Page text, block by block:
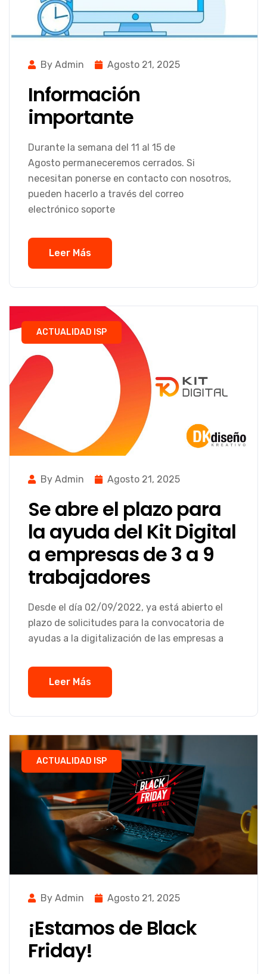
By Admin Agosto 21, 2025
Información
importante
Durante la semana del 11 al 15 de
Agosto permaneceremos cerrados. Si
necesitan ponerse en contacto con nosotros,
pueden hacerlo a través del correo
electrónico soporte
Leer Más
ACTUALIDAD ISP
By Admin Agosto 21, 2025
Se abre el plazo para
la ayuda del Kit Digital
a empresas de 3 a 9
trabajadores
Desde el día 02/09/2022, ya está abierto el
plazo de solicitudes para la convocatoria de
ayudas a la digitalización de las empresas a
Leer Más
ACTUALIDAD ISP
By Admin Agosto 21, 2025
¡Estamos de Black
Friday!